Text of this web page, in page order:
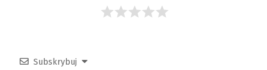
Subskrybuj